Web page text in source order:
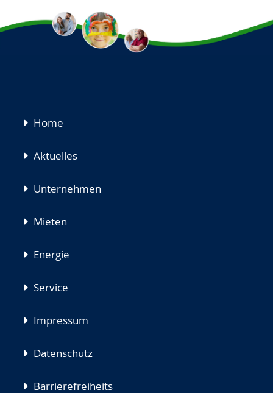
Navigation
Home
Aktuelles
Unternehmen
Mieten
Energie
Service
Impressum
Datenschutz
Barrierefreiheits